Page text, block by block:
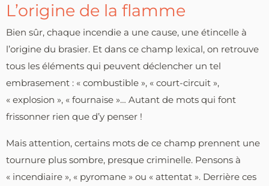
L’origine de la flamme
Bien sûr, chaque incendie a une cause, une étincelle à
l’origine du brasier. Et dans ce champ lexical, on retrouve
tous les éléments qui peuvent déclencher un tel
embrasement : « combustible », « court-circuit »,
« explosion », « fournaise »… Autant de mots qui font
frissonner rien que d’y penser !
Mais attention, certains mots de ce champ prennent une
tournure plus sombre, presque criminelle. Pensons à
« incendiaire », « pyromane » ou « attentat ». Derrière ces